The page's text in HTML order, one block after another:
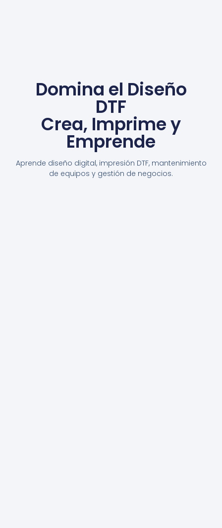
Domina el Diseño
DTF
Crea, Imprime y
Emprende
Aprende diseño digital, impresión DTF, mantenimiento
de equipos y gestión de negocios.